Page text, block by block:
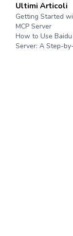
Ultimi Articoli
Getting Started
MCP Server
How to Use Baidu
Server: A Step-